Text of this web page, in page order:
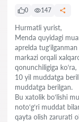
0 147
Hurmatli yurist,
Menda quyidagi
aprelda
markazi orqali
qonunchiligiga
10 yil muddatga
muddatga berilgan.
Bu xatolik bo‘lishi
noto‘g‘ri muddat
qayta olish zarurati